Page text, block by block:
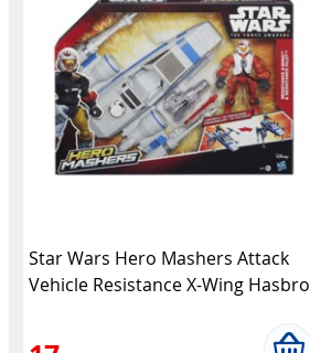
Star Wars Hero Mashers Attack
Vehicle Resistance X-Wing Hasbro